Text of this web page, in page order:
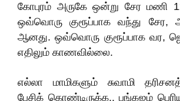
கோபுரம் அருகே ஒன்று சேர மணி
ஒவ்வொரு குரூப்பாக வந்து
ஆனது. ஒவ்வொரு குரூப்பாக வர,
எதிலும் காணவில்லை.
எல்லா மாமிகளும் சுவாமி
பேசிக் கொண்டிருக்க.. பங்கஜம்